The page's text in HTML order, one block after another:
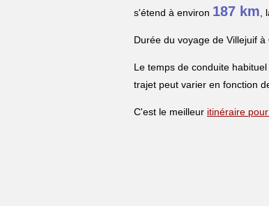
s'étend à environ 187 km
Durée du voyage de Villejuif
Le temps de conduite
trajet peut varier en fonction
C'est le meilleur itinéraire